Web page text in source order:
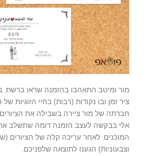
מור ומיטב התאהבו בהזמנה שראו ברשת.
ציר זמן ובו נקודות (רבות) בחיי הזוגיות
חברתה של מור ציירה בשבילה את
אלי בבקשה לעצב הזמנה דומה שתשלב את
המוכנים. לאחר עריכה קלה של הציורים
וצבעוניות) הגענו לתוצאה שלפניכם.